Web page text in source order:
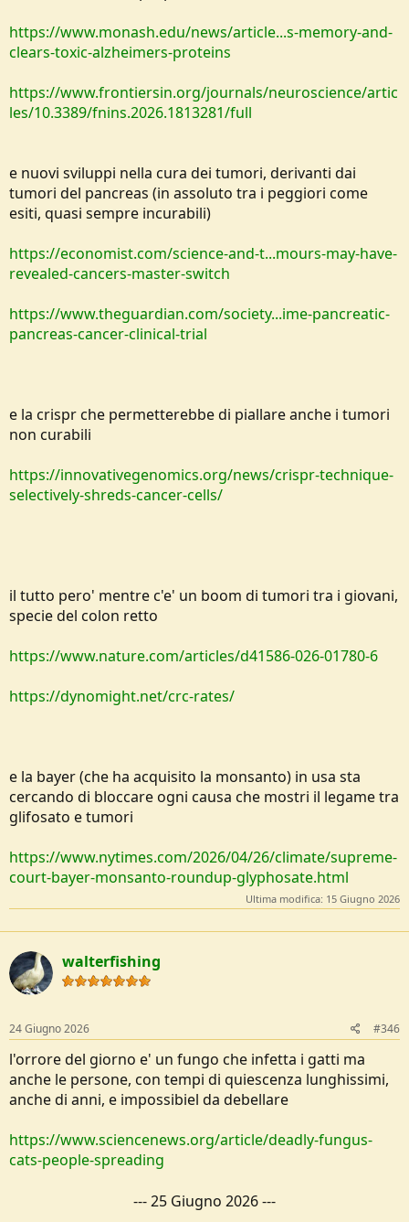
https://www.monash.edu/news/article...s-memory-and-
clears-toxic-alzheimers-proteins
https://www.frontiersin.org/journals/neuroscience/artic
les/10.3389/fnins.2026.1813281/full
e nuovi sviluppi nella cura dei tumori, derivanti dai
tumori del pancreas (in assoluto tra i peggiori come
esiti, quasi sempre incurabili)
https://economist.com/science-and-t...mours-may-have-
revealed-cancers-master-switch
https://www.theguardian.com/society...ime-pancreatic-
pancreas-cancer-clinical-trial
e la crispr che permetterebbe di piallare anche i tumori
non curabili
https://innovativegenomics.org/news/crispr-technique-
selectively-shreds-cancer-cells/
il tutto pero' mentre c'e' un boom di tumori tra i giovani,
specie del colon retto
https://www.nature.com/articles/d41586-026-01780-6
https://dynomight.net/crc-rates/
e la bayer (che ha acquisito la monsanto) in usa sta
cercando di bloccare ogni causa che mostri il legame tra
glifosato e tumori
https://www.nytimes.com/2026/04/26/climate/supreme-
court-bayer-monsanto-roundup-glyphosate.html
Ultima modifica: 15 Giugno 2026
walterfishing
24 Giugno 2026 #346
l'orrore del giorno e' un fungo che infetta i gatti ma
anche le persone, con tempi di quiescenza lunghissimi,
anche di anni, e impossibiel da debellare
https://www.sciencenews.org/article/deadly-fungus-
cats-people-spreading
---25 Giugno 2026---